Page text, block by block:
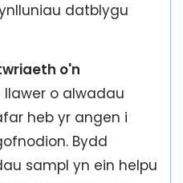
datblygu
o'n
llawer o alwadau
heb yr angen i
Bydd
sampl yn ein helpu